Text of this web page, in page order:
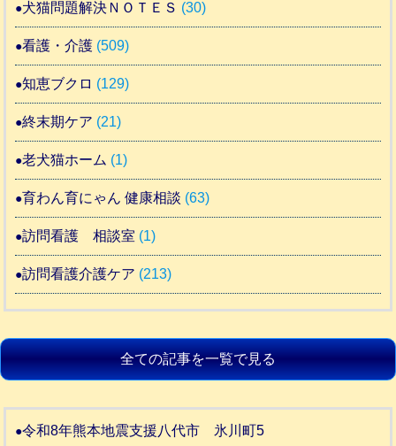
犬猫問題解決ＮＯＴＥＳ (30)
看護・介護 (509)
知恵ブクロ (129)
終末期ケア (21)
老犬猫ホーム (1)
育わん育にゃん 健康相談 (63)
訪問看護 相談室 (1)
訪問看護介護ケア (213)
全ての記事を一覧で見る
令和8年熊本地震支援八代市 氷川町5